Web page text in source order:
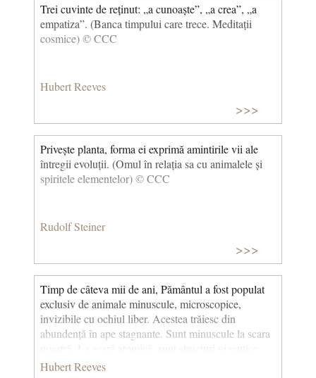
Trei cuvinte de reținut: „a cunoaște”, „a crea”, „a
empatiza”. (Banca timpului care trece. Meditații
cosmice) © CCC
Hubert Reeves
>>>
Privește planta, forma ei exprimă amintirile vii ale
întregii evoluții. (Omul în relația sa cu animalele și
spiritele elementelor) © CCC
Rudolf Steiner
>>>
Timp de câteva mii de ani, Pământul a fost populat
exclusiv de animale minuscule, microscopice,
invizibile cu ochiul liber. Acestea trăiesc din
abundență în ape stagnante. Sunt minuscule la scara
noastră. La scară atomică, sunt structuri gigantice;
numărul de atomi din fiecare se ridică la mii de
Hubert Reeves